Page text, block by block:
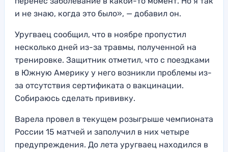
и не знаю, когда это было», — добавил он.
Уругваец сообщил, что в ноябре пропустил
несколько дней из-за травмы, полученной на
тренировке. Защитник отметил, что с поездками
в Южную Америку у него возникли проблемы из-
за отсутствия сертификата о вакцинации.
Собираюсь сделать прививку.
Варела провел в текущем розыгрыше чемпионата
России 15 матчей и заполучил в них четыре
предупреждения. До лета уругваец находился в